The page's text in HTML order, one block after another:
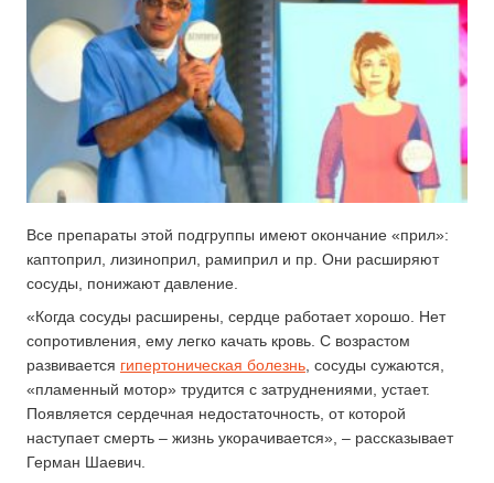
Все препараты этой подгруппы имеют окончание «прил»:
каптоприл, лизиноприл, рамиприл и пр. Они расширяют
сосуды, понижают давление.
«Когда сосуды расширены, сердце работает хорошо. Нет
сопротивления, ему легко качать кровь. С возрастом
развивается гипертоническая болезнь, сосуды сужаются,
«пламенный мотор» трудится с затруднениями, устает.
Появляется сердечная недостаточность, от которой
наступает смерть – жизнь укорачивается», – рассказывает
Герман Шаевич.